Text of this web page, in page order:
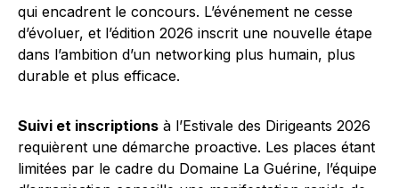
qui encadrent le concours. L’événement ne cesse
d’évoluer, et l’édition 2026 inscrit une nouvelle étape
dans l’ambition d’un networking plus humain, plus
durable et plus efficace.
Suivi et inscriptions à l’Estivale des Dirigeants 2026
requièrent une démarche proactive. Les places étant
limitées par le cadre du Domaine La Guérine, l’équipe